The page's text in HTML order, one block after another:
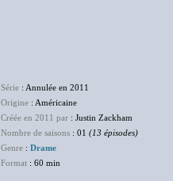
Série : Annulée en 2011
Origine : Américaine
Créée en 2011 par : Justin Zackham
Nombre de saisons : 01 (13 épisodes)
Genre : Drame
Format : 60 min